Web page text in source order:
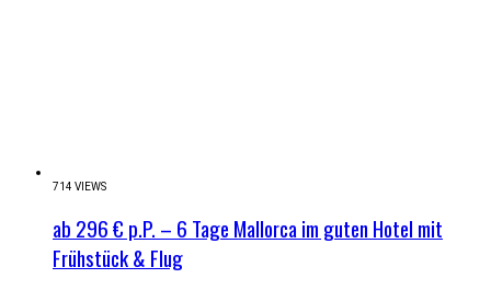
714 VIEWS
ab 296 € p.P. – 6 Tage Mallorca im guten Hotel mit
Frühstück & Flug